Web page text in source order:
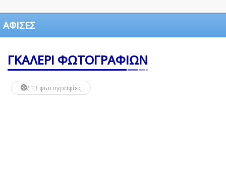
ΑΦΙΣΕΣ
ΓΚΑΛΕΡΙ ΦΩΤΟΓΡΑΦΙΩΝ
13 φωτογραφίες